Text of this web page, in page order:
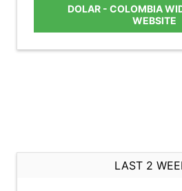
DOLAR - COLOMBIA
WEBSITE
LAST 2